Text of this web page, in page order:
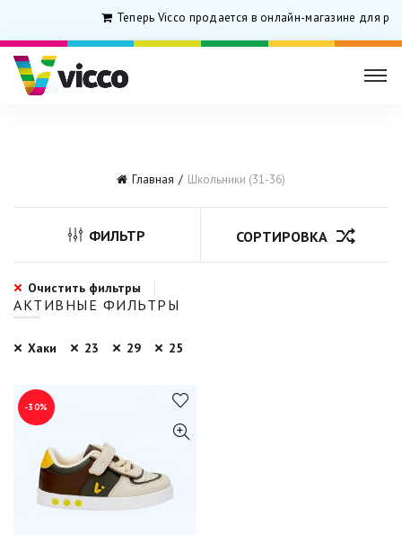
Теперь Vicco продается в онлайн-магазине для
Главная Школьники (31-36)
ФИЛЬТР СОРТИРОВКА
Очистить фильтры
АКТИВНЫЕ ФИЛЬТРЫ
Хаки 23 29 25
-30%